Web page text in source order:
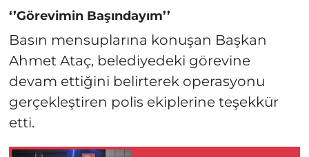
‘’Görevimin Başındayım’’
Basın mensuplarına konuşan Başkan
Ahmet Ataç, belediyedeki görevine
devam ettiğini belirterek operasyonu
gerçekleştiren polis ekiplerine teşekkür
etti.